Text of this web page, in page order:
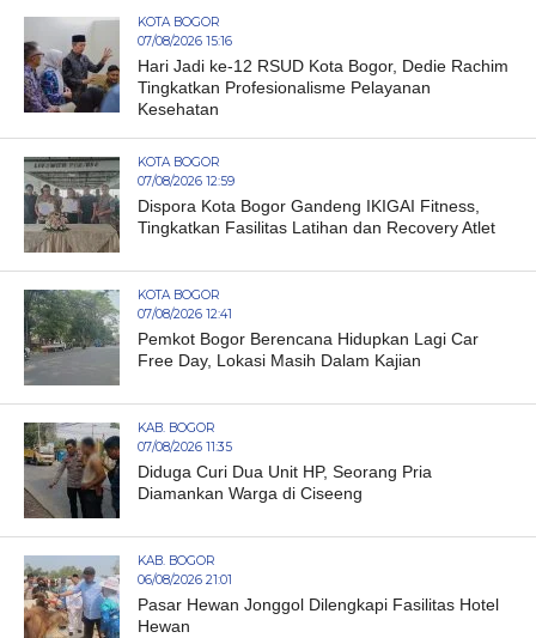
KOTA BOGOR
07/08/2026 15:16
Hari Jadi ke-12 RSUD Kota Bogor, Dedie Rachim
Tingkatkan Profesionalisme Pelayanan
Kesehatan
KOTA BOGOR
07/08/2026 12:59
Dispora Kota Bogor Gandeng IKIGAI Fitness,
Tingkatkan Fasilitas Latihan dan Recovery Atlet
KOTA BOGOR
07/08/2026 12:41
Pemkot Bogor Berencana Hidupkan Lagi Car
Free Day, Lokasi Masih Dalam Kajian
KAB. BOGOR
07/08/2026 11:35
Diduga Curi Dua Unit HP, Seorang Pria
Diamankan Warga di Ciseeng
KAB. BOGOR
06/08/2026 21:01
Pasar Hewan Jonggol Dilengkapi Fasilitas Hotel
Hewan